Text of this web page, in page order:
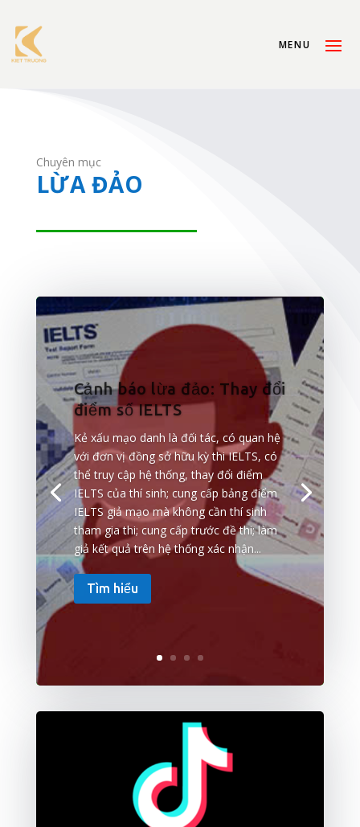
Chuyên mục
LỪA ĐẢO
Cảnh báo lừa đảo: Thay đổi
điểm số IELTS
Kẻ xấu mạo danh là đối tác, có quan hệ
với đơn vị đồng sở hữu kỳ thi IELTS, có
thể truy cập hệ thống, thay đổi điểm
IELTS của thí sinh; cung cấp bảng điểm
IELTS giả mạo mà không cần thí sinh
tham gia thi; cung cấp trước đề thi; làm
giả kết quả trên hệ thống xác nhận...
Tìm hiểu